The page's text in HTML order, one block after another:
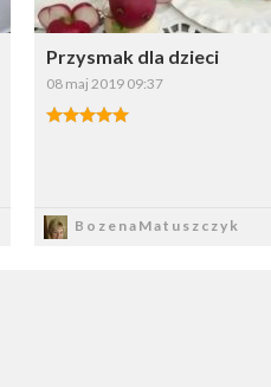
Przysmak dla dzieci
08 maj 2019 09:37
BozenaMatuszczyk